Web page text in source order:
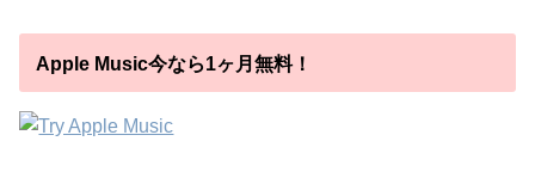
Apple Music今なら1ヶ月無料！